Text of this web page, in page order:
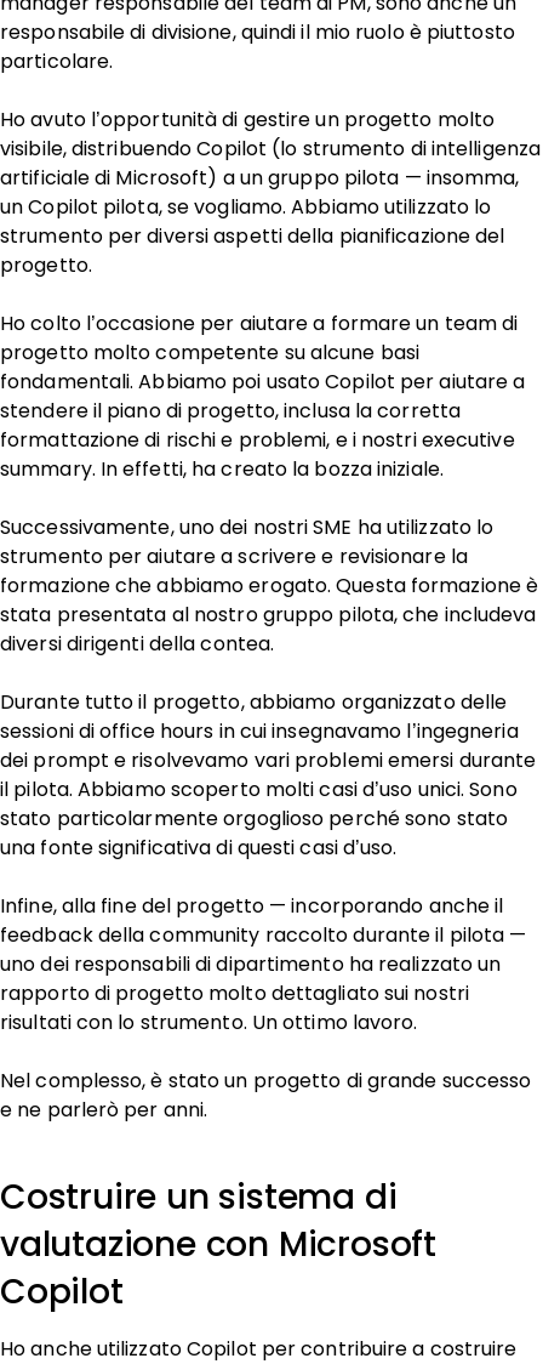
responsabile di divisione, quindi il mio ruolo è piuttosto
particolare.
Ho avuto l’opportunità di gestire un progetto molto
visibile, distribuendo Copilot (lo strumento di intelligenza
artificiale di Microsoft) a un gruppo pilota — insomma,
un Copilot pilota, se vogliamo. Abbiamo utilizzato lo
strumento per diversi aspetti della pianificazione del
progetto.
Ho colto l’occasione per aiutare a formare un team di
progetto molto competente su alcune basi
fondamentali. Abbiamo poi usato Copilot per aiutare a
stendere il piano di progetto, inclusa la corretta
formattazione di rischi e problemi, e i nostri executive
summary. In effetti, ha creato la bozza iniziale.
Successivamente, uno dei nostri SME ha utilizzato lo
strumento per aiutare a scrivere e revisionare la
formazione che abbiamo erogato. Questa formazione è
stata presentata al nostro gruppo pilota, che includeva
diversi dirigenti della contea.
Durante tutto il progetto, abbiamo organizzato delle
sessioni di office hours in cui insegnavamo l’ingegneria
dei prompt e risolvevamo vari problemi emersi durante
il pilota. Abbiamo scoperto molti casi d’uso unici. Sono
stato particolarmente orgoglioso perché sono stato
una fonte significativa di questi casi d’uso.
Infine, alla fine del progetto — incorporando anche il
feedback della community raccolto durante il pilota —
uno dei responsabili di dipartimento ha realizzato un
rapporto di progetto molto dettagliato sui nostri
risultati con lo strumento. Un ottimo lavoro.
Nel complesso, è stato un progetto di grande successo
e ne parlerò per anni.
Costruire un sistema di
valutazione con Microsoft
Copilot
Ho anche utilizzato Copilot per contribuire a costruire